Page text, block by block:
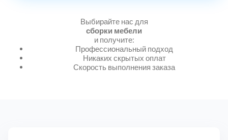
Выбирайте нас для
сборки мебели
и получите:
Профессиональный подход
Никаких скрытых оплат
Скорость выполнения заказа